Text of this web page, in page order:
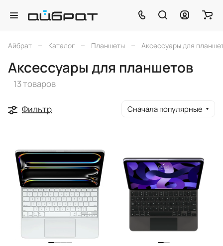
Айбрат – Каталог – Планшеты – Аксессуары для
Аксессуары для планшетов
13 товаров
Фильтр Сначала популярные